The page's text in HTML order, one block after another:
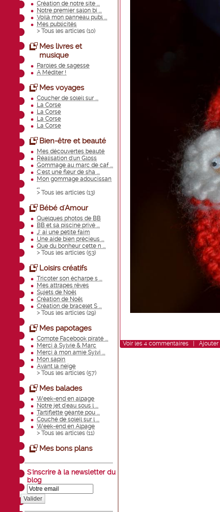
Création de notre site ...
Notre premier salon bi ...
Voilà mon panneau publ ...
Mes publicités
> Tous les articles (10)
Mes livres et
musique
Paroles de sagesse
A Méditer !
Mes voyages
Coucher de soleil sur ...
La Corse
La Corse
La Corse
La Corse
Bien-être et beauté
Mes découvertes beauté
Réalisation d'un Gloss
Gommage au marc de caf ...
C'est une fleur de sha ...
Mon gommage adoucissan
...
> Tous les articles (13)
Bébé d'Amour
Quelques photos de BB
BB et sa piscine privé ...
J' ai une petite faim
Une aide bien précieus ...
Que du bonheur cette n ...
> Tous les articles (53)
Loisirs créatifs
Tricoter son écharpe s ...
Mes attrapes rêves
Sujets de Noël
Création de Noël
Création de bracelet S ...
> Tous les articles (29)
Mes papotages
Compte Facebook piraté ...
Merci à Sylvie & Marc
Merci à mon amie Sylvi ...
Mon sapin
Avant la neige
> Tous les articles (57)
Mes balades
Week-end en alpage
Notre jet d'eau sous l ...
Tartiflette géante pou ...
Couché de soleil sur l ...
Week-end en Alpage
> Tous les articles (11)
Mes bons plans
S'inscrire à la newsletter du
blog
Valider
Voir les 4 commentaires |